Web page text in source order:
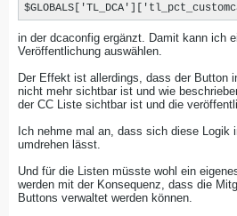
in der dcaconfig ergänzt. Damit kann ich
Veröffentlichung auswählen.
Der Effekt ist allerdings, dass der Button
nicht mehr sichtbar ist und wie
der CC Liste sichtbar ist und die
Ich nehme mal an, dass sich diese Logik
umdrehen lässt.
Und für die Listen müsste wohl ein
werden mit der Konsequenz, dass die
Buttons verwaltet werden können.